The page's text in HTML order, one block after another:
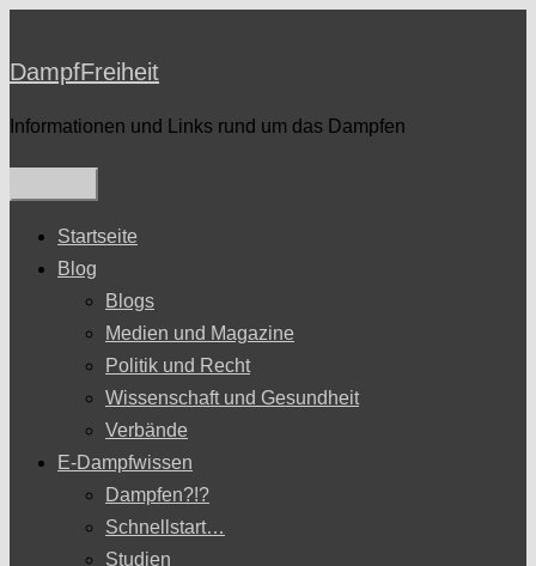
springen
DampfFreiheit
Informationen und Links rund um das Dampfen
Startseite
Blog
Blogs
Medien und Magazine
Politik und Recht
Wissenschaft und Gesundheit
Verbände
E-Dampfwissen
Dampfen?!?
Schnellstart…
Studien